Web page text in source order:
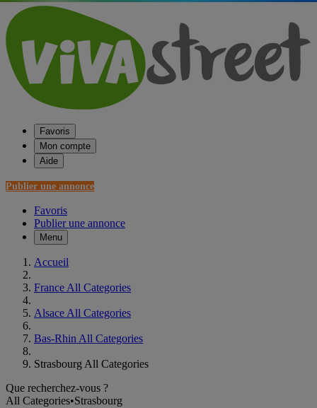
Favoris
Mon compte
Aide
Publier une annonce
Favoris
Publier une annonce
Menu
Accueil
France All Categories
Alsace All Categories
Bas-Rhin All Categories
Strasbourg All Categories
Que recherchez-vous ?
All Categories•Strasbourg